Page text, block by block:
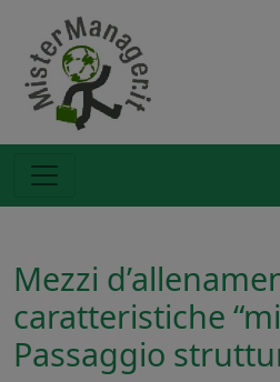
Mezzi
caratteristiche
Passaggio